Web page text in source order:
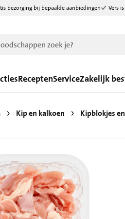
bezorging bij bepaalde aanbiedingen Vers
ReceptenServiceZakelijk
Kip en kalkoen Kipblokjes